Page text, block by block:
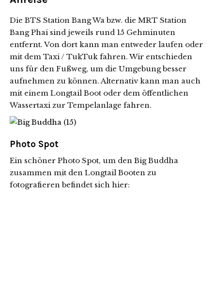
Die BTS Station Bang Wa bzw. die MRT Station
Bang Phai sind jeweils rund 15 Gehminuten
entfernt. Von dort kann man entweder laufen oder
mit dem Taxi / TukTuk fahren. Wir entschieden
uns für den Fußweg, um die Umgebung besser
aufnehmen zu können. Alternativ kann man auch
mit einem Longtail Boot oder dem öffentlichen
Wassertaxi zur Tempelanlage fahren.
Photo Spot
Ein schöner Photo Spot, um den Big Buddha
zusammen mit den Longtail Booten zu
fotografieren befindet sich hier: